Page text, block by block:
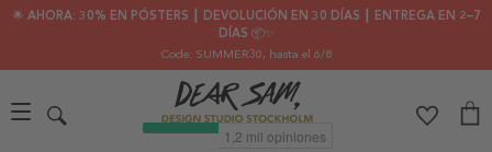
🌟 AHORA: 30% EN PÓSTERS ┃ DEVOLUCIÓN EN 30 DÍAS ┃ ENTREGA EN 2–7
DÍAS 📦✨
Code: SUMMER30, hasta el 6/8